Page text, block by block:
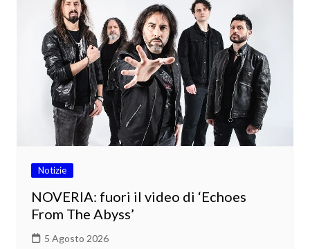
Notizie
NOVERIA: fuori il video di ‘Echoes
From The Abyss’
5 Agosto 2026